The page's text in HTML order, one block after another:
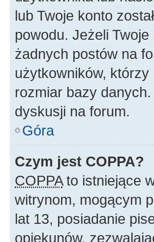
lub Twoje konto
powodu. Jeżeli
żadnych postów na
użytkowników,
rozmiar bazy
dyskusji na forum.
Góra
Czym jest COPPA?
COPPAto istniejące
witrynom, mogącym
lat 13, posiadanie
opiekunów,